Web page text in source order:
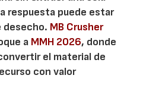
respuesta puede estar
desecho. MB Crusher
a MMH 2026, donde
el material de
con valor